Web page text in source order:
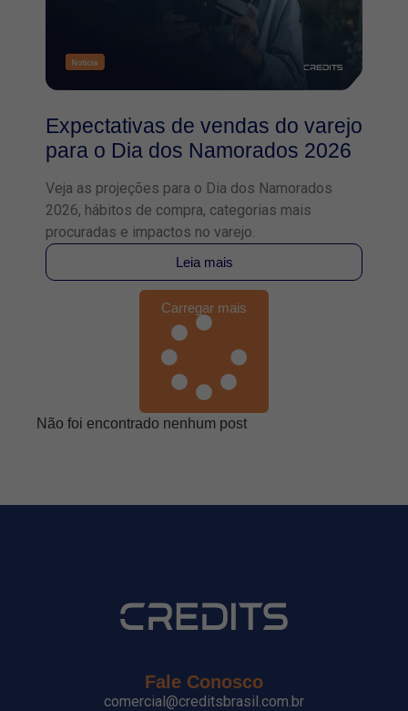
Expectativas de vendas do varejo
para o Dia dos Namorados 2026
Veja as projeções para o Dia dos Namorados
2026, hábitos de compra, categorias mais
procuradas e impactos no varejo.
Leia mais
Carregar mais
Não foi encontrado nenhum post
Fale Conosco
comercial@creditsbrasil.com.br